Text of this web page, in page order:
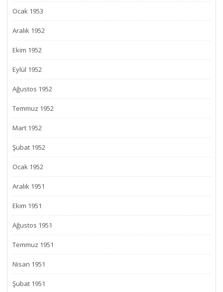
Ocak 1953
Aralık 1952
Ekim 1952
Eylül 1952
Ağustos 1952
Temmuz 1952
Mart 1952
Şubat 1952
Ocak 1952
Aralık 1951
Ekim 1951
Ağustos 1951
Temmuz 1951
Nisan 1951
Şubat 1951